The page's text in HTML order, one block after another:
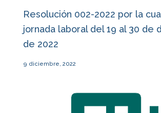
Resolución 002-2022 por la
jornada laboral del 19 al 30 de
de 2022
9 diciembre, 2022